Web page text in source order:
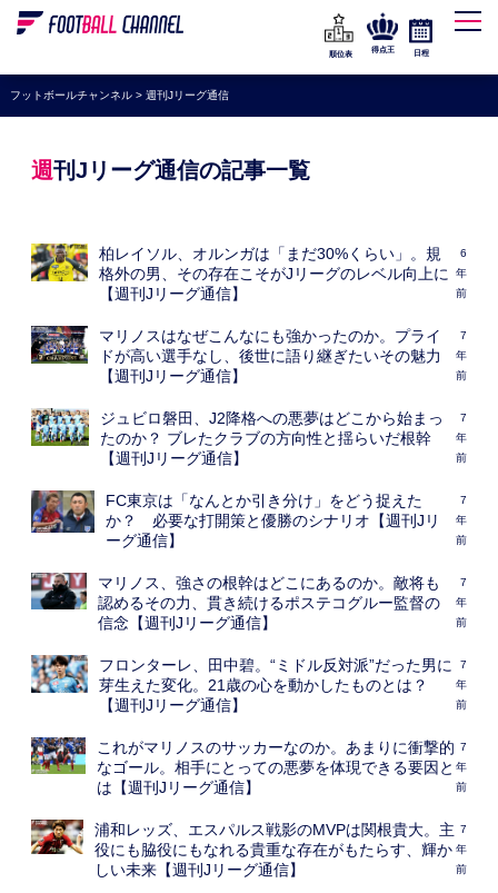
WEリーグ
海外サッカー
プレミアリーグ
ラ・リーガ
UEFA
高校サッカー
順位表
得点王 日程
フットボールチャンネル> 週刊Jリーグ通信
週刊Jリーグ通信の記事一覧
柏レイソル、オルンガは「まだ30%くらい」。規
格外の男、その存在こそがJリーグのレベル向上に
【週刊Jリーグ通信】
6
年
前
マリノスはなぜこんなにも強かったのか。プライ
ドが高い選手なし、後世に語り継ぎたいその魅力
【週刊Jリーグ通信】
7
年
前
ジュビロ磐田、J2降格への悪夢はどこから始まっ
たのか？ ブレたクラブの方向性と揺らいだ根幹
【週刊Jリーグ通信】
7
年
前
FC東京は「なんとか引き分け」をどう捉えた
か？ 必要な打開策と優勝のシナリオ【週刊Jリ
ーグ通信】
7
年
前
マリノス、強さの根幹はどこにあるのか。敵将も
認めるその力、貫き続けるポステコグルー監督の
信念【週刊Jリーグ通信】
7
年
前
フロンターレ、田中碧。“ミドル反対派”だった男に
芽生えた変化。21歳の心を動かしたものとは？
【週刊Jリーグ通信】
7
年
前
これがマリノスのサッカーなのか。あまりに衝撃的
なゴール。相手にとっての悪夢を体現できる要因と
は【週刊Jリーグ通信】
7
年
前
浦和レッズ、エスパルス戦影のMVPは関根貴大。主
役にも脇役にもなれる貴重な存在がもたらす、輝か
しい未来【週刊Jリーグ通信】
7
年
前